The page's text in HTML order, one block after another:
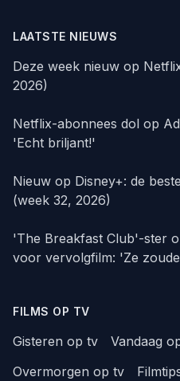
LAATSTE NIEUWS
Deze week nieuw op
2026)
Netflix-abonnees dol op
'Echt briljant!'
Nieuw op Disney+: de
(week 32, 2026)
'The Breakfast Club'-ster
voor vervolgfilm: 'Ze
FILMS OP TV
Gisteren op tv Vandaag
Overmorgen op tv